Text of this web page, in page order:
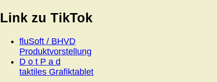
Link zu TikTok
fluSoft / BHVD
Produktvorstellung
D o t P a d
taktiles Grafiktablet